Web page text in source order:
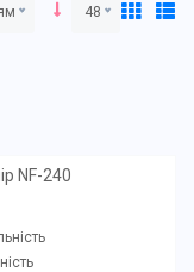
48
NF-240